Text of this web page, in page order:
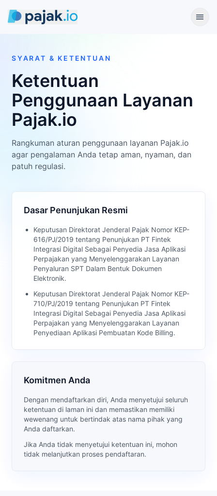
menu
SYARAT & KETENTUAN
Ketentuan
Penggunaan Layanan
Pajak.io
Rangkuman aturan penggunaan layanan Pajak.io
agar pengalaman Anda tetap aman, nyaman, dan
patuh regulasi.
Dasar Penunjukan Resmi
Keputusan Direktorat Jenderal Pajak Nomor KEP-
616/PJ/2019 tentang Penunjukan PT Fintek
Integrasi Digital Sebagai Penyedia Jasa Aplikasi
Perpajakan yang Menyelenggarakan Layanan
Penyaluran SPT Dalam Bentuk Dokumen
Elektronik.
Keputusan Direktorat Jenderal Pajak Nomor KEP-
710/PJ/2019 tentang Penunjukan PT Fintek
Integrasi Digital Sebagai Penyedia Jasa Aplikasi
Perpajakan yang Menyelenggarakan Layanan
Penyediaan Aplikasi Pembuatan Kode Billing.
Komitmen Anda
Dengan mendaftarkan diri, Anda menyetujui seluruh
ketentuan di laman ini dan memastikan memiliki
wewenang untuk bertindak atas nama pihak yang
Anda daftarkan.
Jika Anda tidak menyetujui ketentuan ini, mohon
tidak melanjutkan proses pendaftaran.